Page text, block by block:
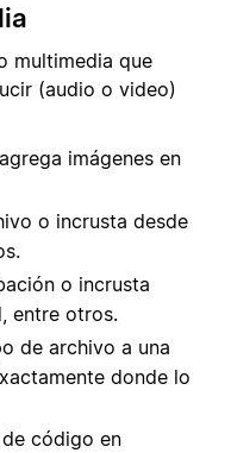
multimedia que
(audio o video)
imágenes en
o incrusta desde
o incrusta
entre otros.
de archivo a una
donde lo
código en